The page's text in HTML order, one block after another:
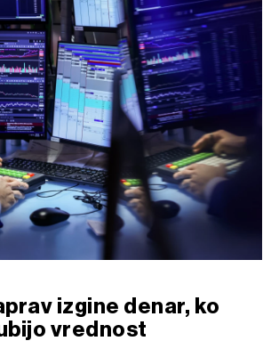
izgine denar, ko
vrednost